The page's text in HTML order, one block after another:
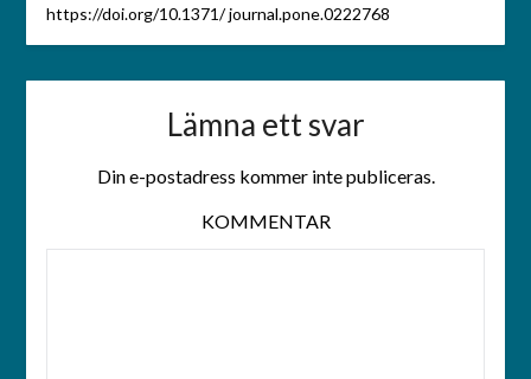
https://doi.org/10.1371/ journal.pone.0222768
Lämna ett svar
Din e-postadress kommer inte publiceras.
KOMMENTAR